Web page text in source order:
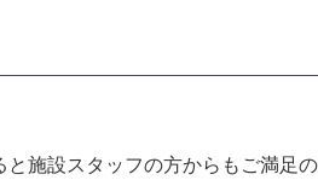
施設スタッフの方からもご満足